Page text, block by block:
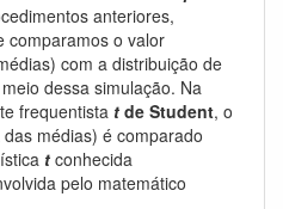
anteriores,
comparamos o valor
com a distribuição de
dessa simulação. Na
frequentista t de Student, o
médias) é comparado
t conhecida
pelo matemático